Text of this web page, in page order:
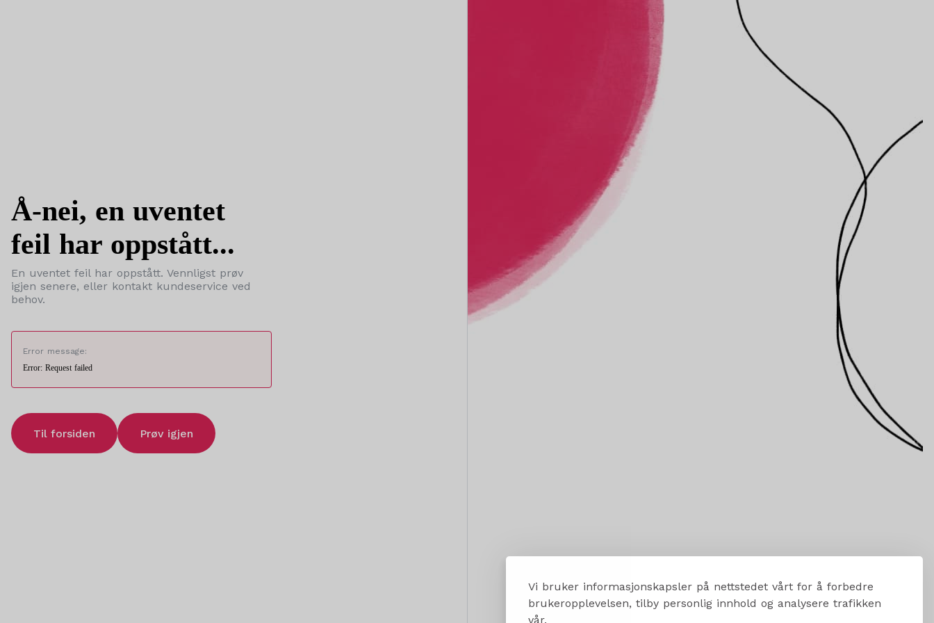
Vi bruker informasjonskapsler på nettstedet vårt for å forbedre
brukeropplevelsen, tilby personlig innhold og analysere trafikken
vår.
Å-nei, en uventet
feil har oppstått...
En uventet feil har oppstått. Vennligst prøv
igjen senere, eller kontakt kundeservice ved
behov.
Error message:
Error: Request failed
Til forsiden Prøv igjen